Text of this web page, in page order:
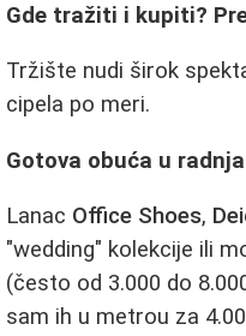
Gde tražiti i kupiti?
Tržište nudi širok
cipela po meri.
Gotova obuća u
Lanac Office Shoes,
"wedding" kolekcije ili
(često od 3.000 do
sam ih u metrou za